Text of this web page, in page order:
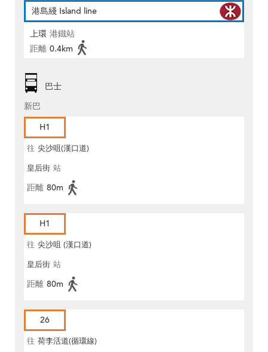
港島綫 Island line
上環 港鐵站
距離 0.4km
巴士
新巴
H1
往 尖沙咀(漢口道)
皇后街 站
距離 80m
H1
往 尖沙咀 (漢口道)
皇后街 站
距離 80m
26
往 荷李活道(循環線)